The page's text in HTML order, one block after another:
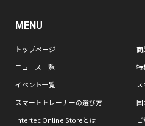
MENU
トップページ
商
ニュース一覧
特
イベント一覧
スマートトレーナーの選び方
国
Intertec Online Storeとは